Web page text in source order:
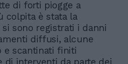
di forti piogge a
colpita è stata la
sono registrati i danni
diffusi, alcune
e scantinati finiti